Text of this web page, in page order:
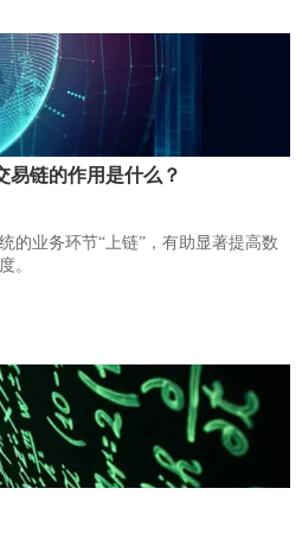
易链的作用是什么？
的业务环节“上链”，有助显著提高数
。